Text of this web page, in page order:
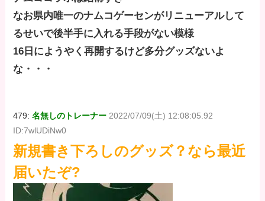
なお県内唯一のナムコゲーセンがリニューアルして
るせいで後半手に入れる手段がない模様
16日にようやく再開するけど多分グッズないよ
な・・・
479:名無しのトレーナー 2022/07/09(土) 12:08:05.92
ID:7wlUDiNw0
新規書き下ろしのグッズ？なら最近
届いたぞ?